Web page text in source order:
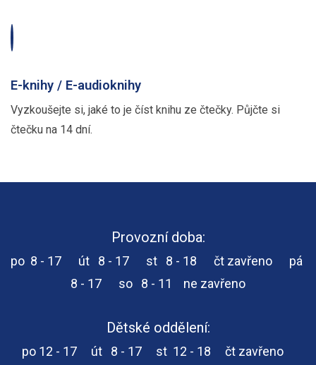
E-knihy / E-audioknihy
Vyzkoušejte si, jaké to je číst knihu ze čtečky. Půjčte si
čtečku na 14 dní.
Provozní doba:
po 8 - 17 út 8 - 17 st 8 - 18 čt zavřeno pá
8 - 17 so
8 - 11 ne zavřeno
Dětské oddělení:
po 12 - 17 út 8 - 17 st 12 - 18 čt zavřeno